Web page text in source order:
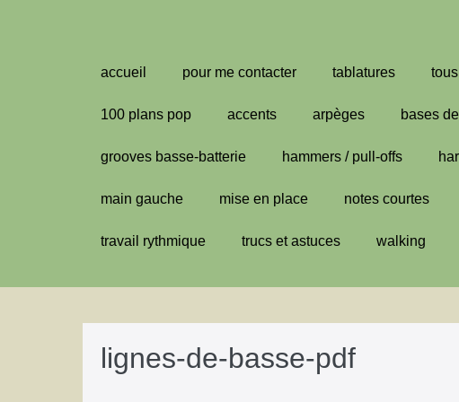
accueil pour me contacter tablatures
100 plans pop accents arpèges bases
grooves basse-batterie hammers / pull-offs
main gauche mise en place notes courtes
travail rythmique trucs et astuces walking
lignes-de-basse-pdf